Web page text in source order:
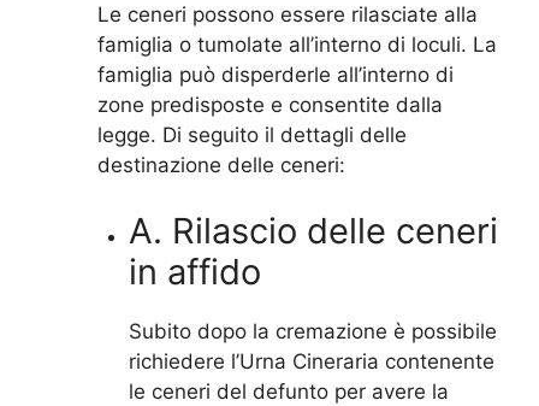
Le ceneri possono essere rilasciate alla
famiglia o tumolate all’interno di loculi. La
famiglia può disperderle all’interno di
zone predisposte e consentite dalla
legge. Di seguito il dettagli delle
destinazione delle ceneri:
A. Rilascio delle ceneri
in affido
Subito dopo la cremazione è possibile
richiedere l’Urna Cineraria contenente
le ceneri del defunto per avere la